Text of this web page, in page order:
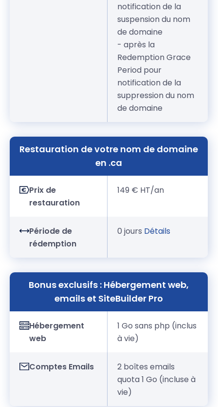
notification de la
suspension du nom
de domaine
- après la
Redemption Grace
Period pour
notification de la
suppression du nom
de domaine
Restauration de votre nom de domaine
en .ca
Prix de
restauration
149 € HT/an
Période de
rédemption
0 jours Détails
Bonus exclusifs : Hébergement web,
emails et SiteBuilder Pro
Hébergement
web
1 Go sans php (inclus
à vie)
Comptes Emails
2 boîtes emails
quota 1 Go (incluse à
vie)